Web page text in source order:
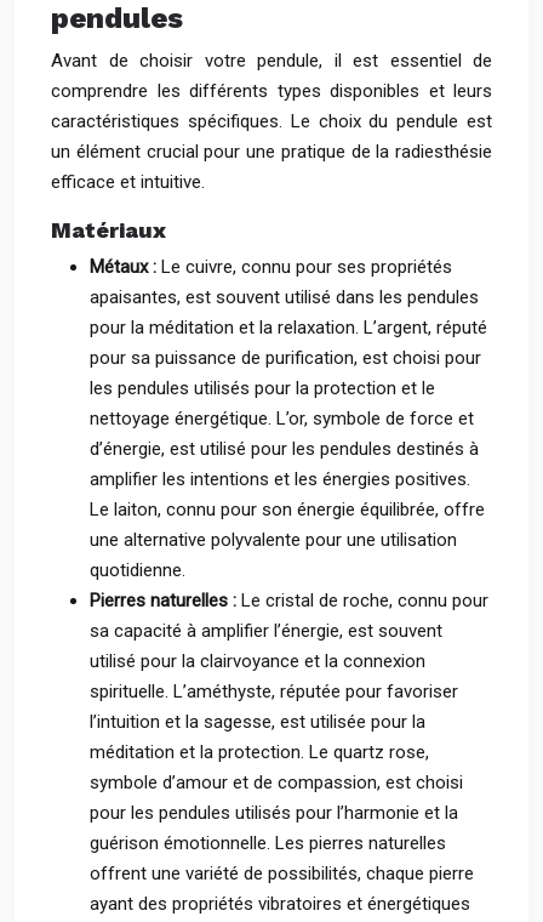
pendules
Avant de choisir votre pendule, il est essentiel de
comprendre les différents types disponibles et leurs
caractéristiques spécifiques. Le choix du pendule est
un élément crucial pour une pratique de la radiesthésie
efficace et intuitive.
Matériaux
Métaux : Le cuivre, connu pour ses propriétés
apaisantes, est souvent utilisé dans les pendules
pour la méditation et la relaxation. L’argent, réputé
pour sa puissance de purification, est choisi pour
les pendules utilisés pour la protection et le
nettoyage énergétique. L’or, symbole de force et
d’énergie, est utilisé pour les pendules destinés à
amplifier les intentions et les énergies positives.
Le laiton, connu pour son énergie équilibrée, offre
une alternative polyvalente pour une utilisation
quotidienne.
Pierres naturelles : Le cristal de roche, connu pour
sa capacité à amplifier l’énergie, est souvent
utilisé pour la clairvoyance et la connexion
spirituelle. L’améthyste, réputée pour favoriser
l’intuition et la sagesse, est utilisée pour la
méditation et la protection. Le quartz rose,
symbole d’amour et de compassion, est choisi
pour les pendules utilisés pour l’harmonie et la
guérison émotionnelle. Les pierres naturelles
offrent une variété de possibilités, chaque pierre
ayant des propriétés vibratoires et énergétiques